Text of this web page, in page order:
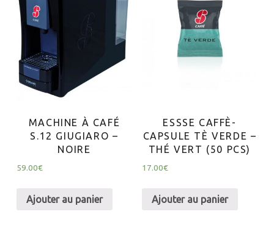
MACHINE À CAFÉ
S.12 GIUGIARO –
NOIRE
59.00€
Ajouter au panier
ESSSE CAFFÈ-
CAPSULE TÈ VERDE –
THÉ VERT (50 PCS)
17.00€
Ajouter au panier